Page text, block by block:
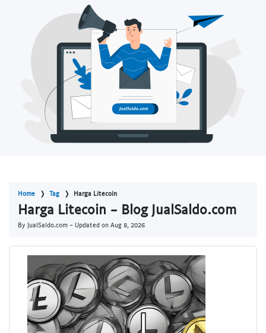
Home Tag Harga Litecoin
Harga Litecoin - Blog JualSaldo.com
By JualSaldo.com - Updated on Aug 8, 2026